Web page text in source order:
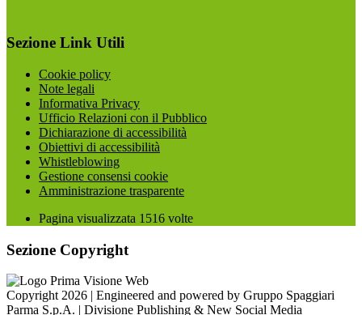
Sezione Link Utili
Cookie policy
Note legali
Informativa Privacy
Ufficio Relazioni con il Pubblico
Dichiarazione di accessibilità
Obiettivi di accessibilità
Whistleblowing
Gestione consensi cookie
Amministrazione trasparente
Pagina visualizzata 1516 volte
Sezione Copyright
Copyright 2026 | Engineered and powered by Gruppo Spaggiari
Parma S.p.A. | Divisione Publishing & New Social Media